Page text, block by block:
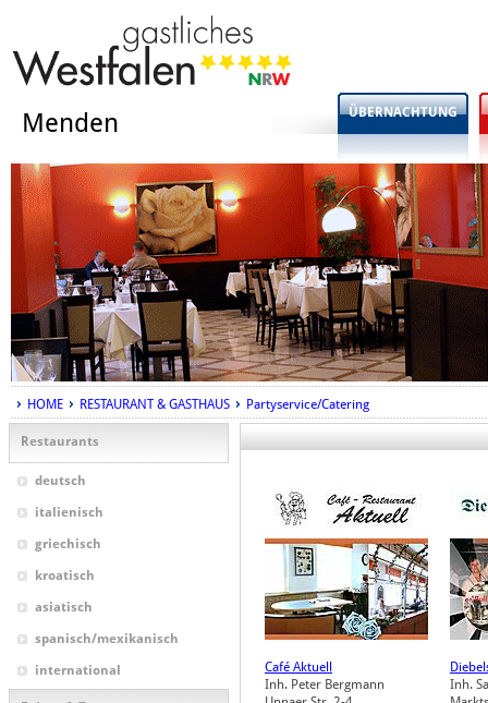
Menden ÜBERNACHTUNG
HOME RESTAURANT & GASTHAUS Partyservice/Catering
Restaurants
deutsch
italienisch
griechisch
kroatisch
asiatisch
spanisch/mexikanisch
international
Café Aktuell
Inh. Peter Bergmann
Inh.